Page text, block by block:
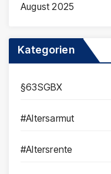
August 2025
Kategorien
§63SGBX
#Altersarmut
#Altersrente